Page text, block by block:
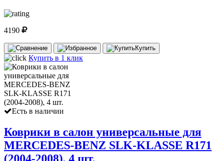
4190
Купить
Купить в 1 клик
Есть в наличии
Коврики в салон универсальные для
MERCEDES-BENZ SLK-KLASSE R171